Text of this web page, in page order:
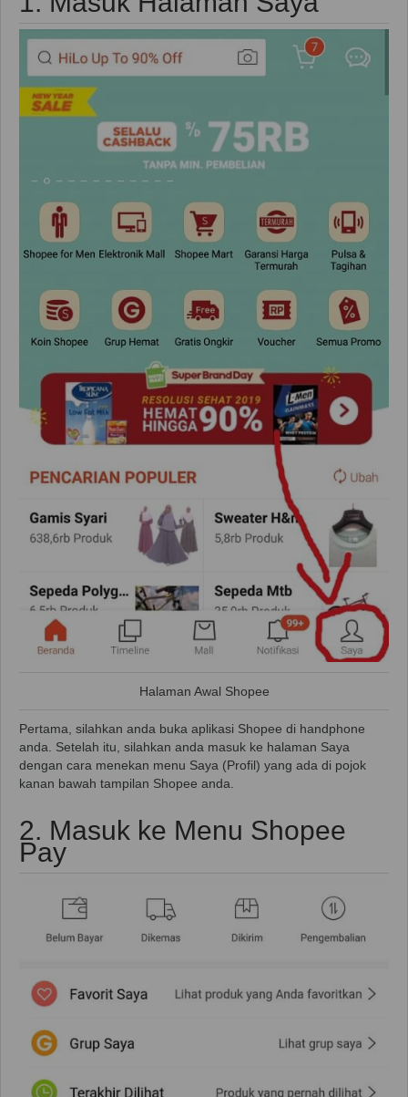
Halaman Awal Shopee
Pertama, silahkan anda buka aplikasi Shopee di handphone
anda. Setelah itu, silahkan anda masuk ke halaman Saya
dengan cara menekan menu Saya (Profil) yang ada di pojok
kanan bawah tampilan Shopee anda.
2. Masuk ke Menu Shopee
Pay